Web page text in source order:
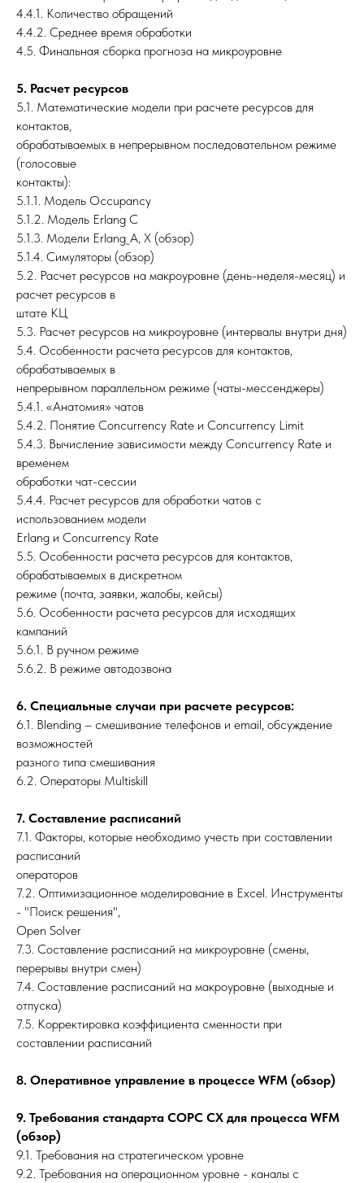
4.4.1. Количество обращений
4.4.2. Среднее время обработки
4.5. Финальная сборка прогноза на микроуровне
5. Расчет ресурсов
5.1. Математические модели при расчете ресурсов для
контактов,
обрабатываемых в непрерывном последовательном режиме
(голосовые
контакты):
5.1.1. Модель Occupancy
5.1.2. Модель Erlang С
5.1.3. Модели Erlang_А, X (обзор)
5.1.4. Симуляторы (обзор)
5.2. Расчет ресурсов на макроуровне (день-неделя-месяц) и
расчет ресурсов в
штате КЦ
5.3. Расчет ресурсов на микроуровне (интервалы внутри дня)
5.4. Особенности расчета ресурсов для контактов,
обрабатываемых в
непрерывном параллельном режиме (чаты-мессенджеры)
5.4.1. «Анатомия» чатов
5.4.2. Понятие Concurrency Rate и Concurrency Limit
5.4.3. Вычисление зависимости между Concurrency Rate и
временем
обработки чат-сессии
5.4.4. Расчет ресурсов для обработки чатов с
использованием модели
Erlang и Concurrency Rate
5.5. Особенности расчета ресурсов для контактов,
обрабатываемых в дискретном
режиме (почта, заявки, жалобы, кейсы)
5.6. Особенности расчета ресурсов для исходящих
кампаний
5.6.1. В ручном режиме
5.6.2. В режиме автодозвона
6. Специальные случаи при расчете ресурсов:
6.1. Blending – смешивание телефонов и email, обсуждение
возможностей
разного типа смешивания
6.2. Операторы Multiskill
7. Составление расписаний
7.1. Факторы, которые необходимо учесть при составлении
расписаний
операторов
7.2. Оптимизационное моделирование в Excel. Инструменты
- "Поиск решения",
Open Solver
7.3. Составление расписаний на микроуровне (смены,
перерывы внутри смен)
7.4. Составление расписаний на макроуровне (выходные и
отпуска)
7.5. Корректировка коэффициента сменности при
составлении расписаний
8. Оперативное управление в процессе WFM (обзор)
9. Требования стандарта COPC CX для процесса WFM
(обзор)
9.1. Требования на стратегическом уровне
9.2. Требования на операционном уровне - каналы с